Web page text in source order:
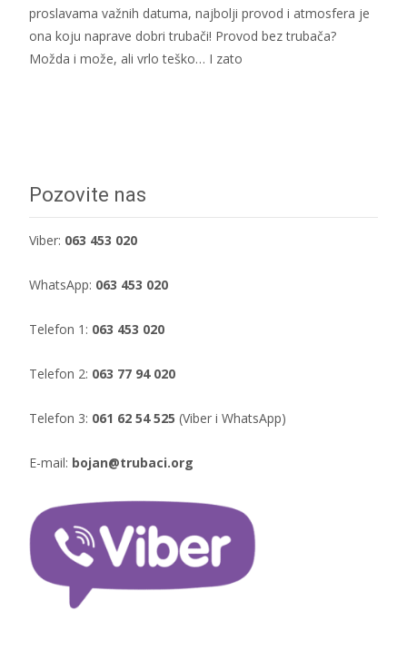
proslavama važnih datuma, najbolji provod i atmosfera je
ona koju naprave dobri trubači! Provod bez trubača?
Možda i može, ali vrlo teško… I zato
Pozovite nas
Viber: 063 453 020
WhatsApp: 063 453 020
Telefon 1: 063 453 020
Telefon 2: 063 77 94 020
Telefon 3: 061 62 54 525 (Viber i WhatsApp)
E-mail: bojan@trubaci.org